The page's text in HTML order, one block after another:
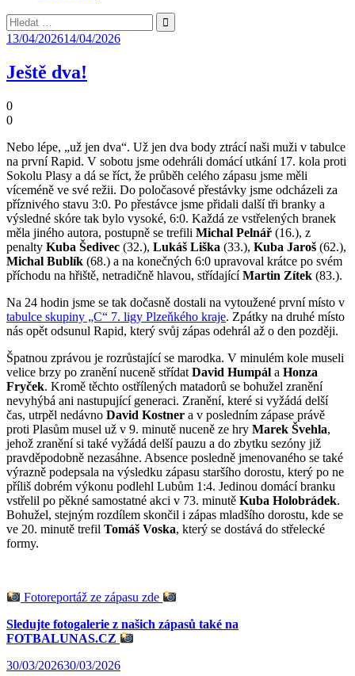
Vyhledávání
13/04/202614/04/2026
Ještě dva!
0
0
Nebo lépe, „už jen dva“. Už jen dva body ztrácí naši muži v tabulce
na první Rapid. V sobotu jsme odehráli domácí utkání 17. kola proti
Sokolu Plasy a dá se říct, že průběh celého zápasu jsme měli
víceméně ve své režii. Do poločasové přestávky jsme odcházeli za
příznivého stavu 3:0. Po přestávce jsme přidali další tři branky a
výsledné skóre tak bylo vysoké, 6:0. Každá ze vstřelených branek
měla jiného autora, postupně se trefili Michal Pelnář (16.), z
penalty Kuba Šedivec (32.), Lukáš Liška (33.), Kuba Jaroš (62.),
Michal Bublík (68.) a na konečných 6:0 upravoval krátce po svém
příchodu na hřiště, netradičně hlavou, střídajícíMartin Zítek (83.).
Na 24 hodin jsme se tak dočasně dostali na vytoužené první místo v
tabulce skupiny „C“ 7. ligy Plzeňkého kraje. Zpátky na druhé místo
nás opět odsunul Rapid, který svůj zápas odehrál až o den později.
Špatnou zprávou je rozrůstající se marodka. V minulém kole museli
velice brzy po zranění nuceně střídat David Humpál a Honza
Fryček. Kromě těchto ostřílených matadorů se bohužel zranění
nevyhýbá ani nastupující generaci. Zranění, které si vyžádá delší
čas, utrpěl nedávno David Kostner a v posledním zápase právě
proti Plasům musel už v 9. minutě nuceně ze hry Marek Švehla,
jehož zranění si také vyžádá delší pauzu a do zbytku sezóny již
pravděpodobně nezasáhne. Absence posledně jmenovaného se také
výrazně podepsala na výsledku zápasu staršího dorostu, který po ne
příliš dobrém výkonu podlehl Lubům 1:4. Jedinou domácí branku
vstřelil po pěkné samostatné akci v 73. minutě Kuba Holobrádek.
Bohužel, stejným rozdílem skončil i zápas mladšího dorostu, kde se
ve 20. minutě trefil Tomáš Voska, který se dostává do střelecké
formy.
Fotoreportáž ze zápasu zde
Sledujte fotogalerie z našich zápasů také na
FOTBALUNAS.CZ
30/03/202630/03/2026